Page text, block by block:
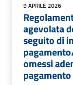
9 APRILE 2026
agevolata
seguito di
omessi